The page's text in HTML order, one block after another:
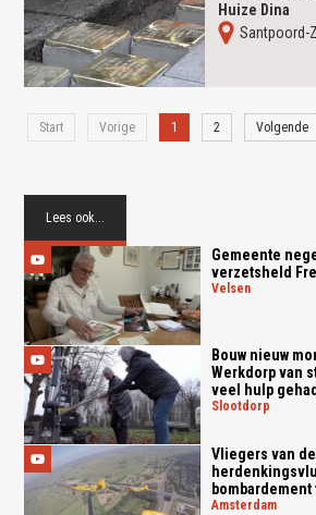
Huize Dina
Santpoord-
Start Vorige 1 2 Volgende
Lees ook...
Gemeente
verzetsheld
velsen
Bouw nieuw
Werkdorp van
veel hulp
slootdorp
Vliegers van
amsterdam